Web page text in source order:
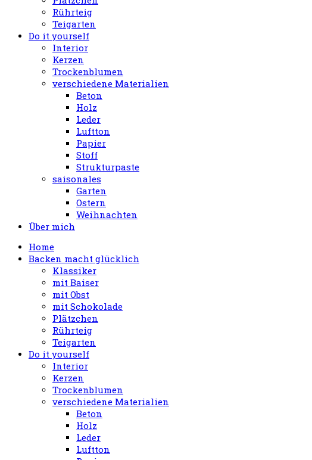
Rührteig
Teigarten
Do it yourself
Interior
Kerzen
Trockenblumen
verschiedene Materialien
Beton
Holz
Leder
Luftton
Papier
Stoff
Strukturpaste
saisonales
Garten
Ostern
Weihnachten
Über mich
Home
Backen macht glücklich
Klassiker
mit Baiser
mit Obst
mit Schokolade
Plätzchen
Rührteig
Teigarten
Do it yourself
Interior
Kerzen
Trockenblumen
verschiedene Materialien
Beton
Holz
Leder
Luftton